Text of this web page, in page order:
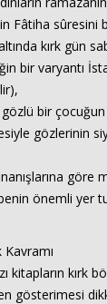
Fâtiha sûresini
kırk gün
bir varyantı
bir çocuğun
gözlerinin
göre
önemli yer
Kavramı
kitapların kırk
gösterimesi